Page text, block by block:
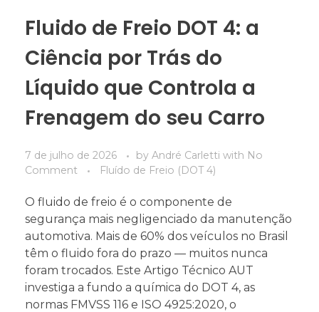
Fluido de Freio DOT 4: a
Ciência por Trás do
Líquido que Controla a
Frenagem do seu Carro
7 de julho de 2026 by André Carletti with No
Comment
Fluído de Freio (DOT 4)
O fluido de freio é o componente de
segurança mais negligenciado da manutenção
automotiva. Mais de 60% dos veículos no Brasil
têm o fluido fora do prazo — muitos nunca
foram trocados. Este Artigo Técnico AUT
investiga a fundo a química do DOT 4, as
normas FMVSS 116 e ISO 4925:2020, o